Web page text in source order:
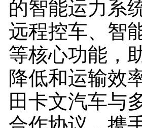
的智能运力系
远程控车、智
等核心功能，
降低和运输效
田卡文汽车与